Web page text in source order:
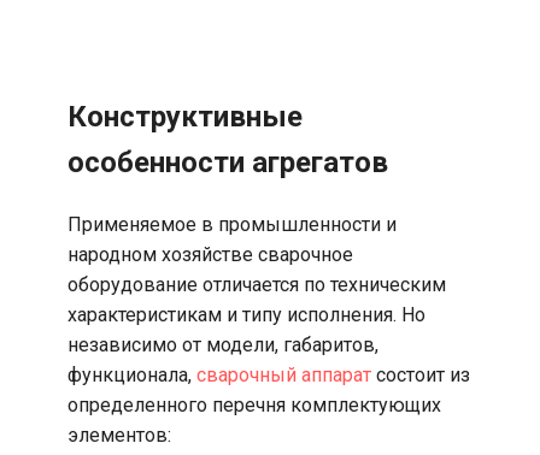
Конструктивные
особенности агрегатов
Применяемое в промышленности и
народном хозяйстве сварочное
оборудование отличается по техническим
характеристикам и типу исполнения. Но
независимо от модели, габаритов,
функционала, сварочный аппарат состоит из
определенного перечня комплектующих
элементов: